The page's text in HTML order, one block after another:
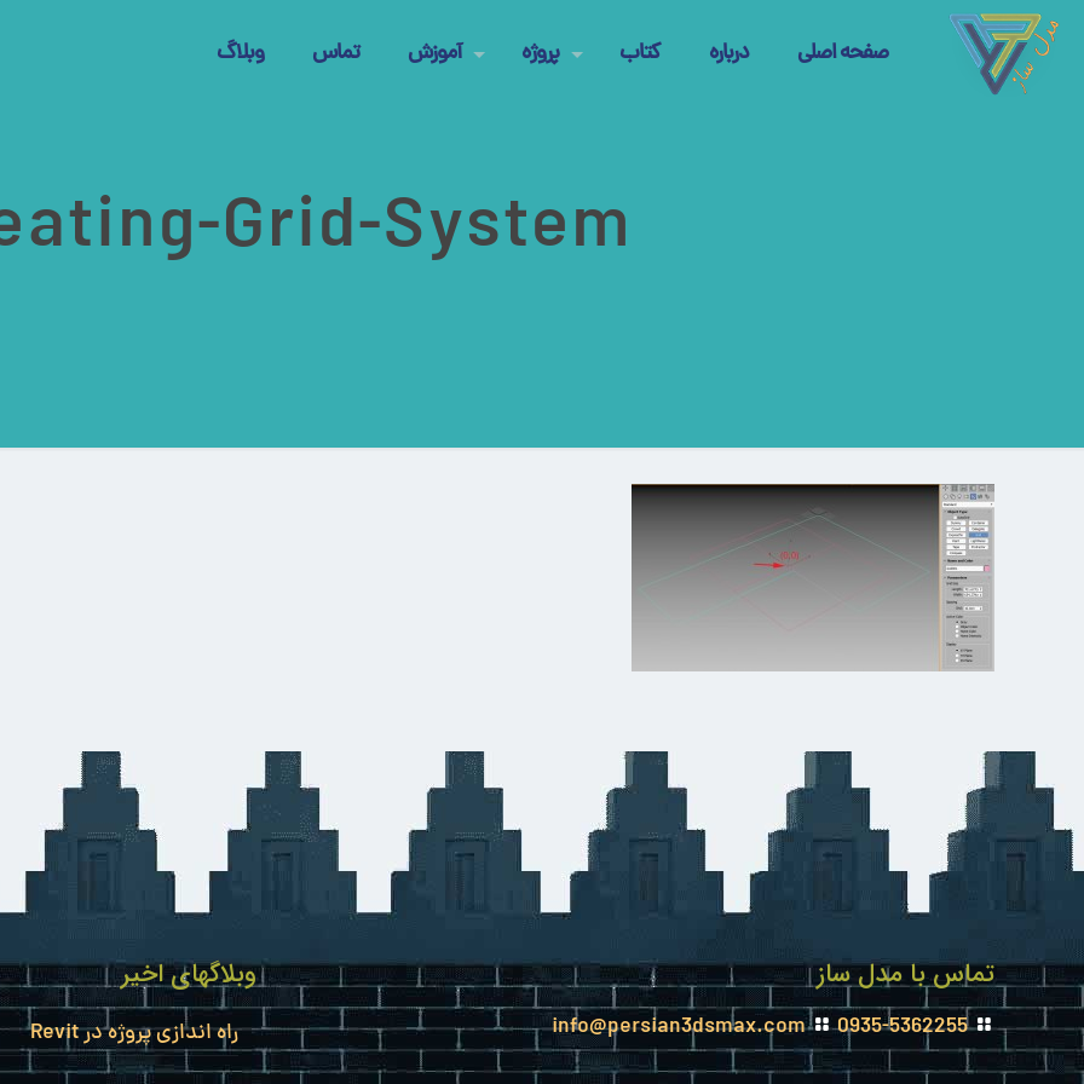
صفحه اصلی درباره کتاب پروژه آموزش تماس وبلاگ
Grid-System
تماس با مدل ساز
0935-5362255
info@persian3dsmax.com
وبلاگهای اخیر
راه اندازی پروژه در Revit